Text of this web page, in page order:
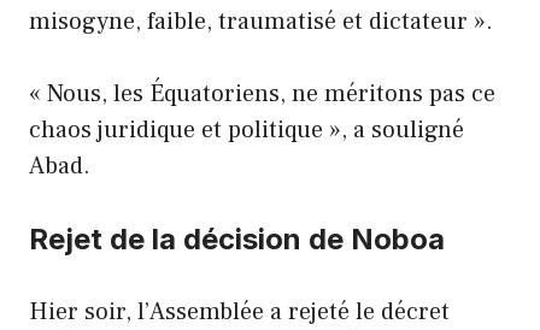
misogyne, faible, traumatisé et dictateur ».
« Nous, les Équatoriens, ne méritons pas ce
chaos juridique et politique », a souligné
Abad.
Rejet de la décision de Noboa
Hier soir, l’Assemblée a rejeté le décret